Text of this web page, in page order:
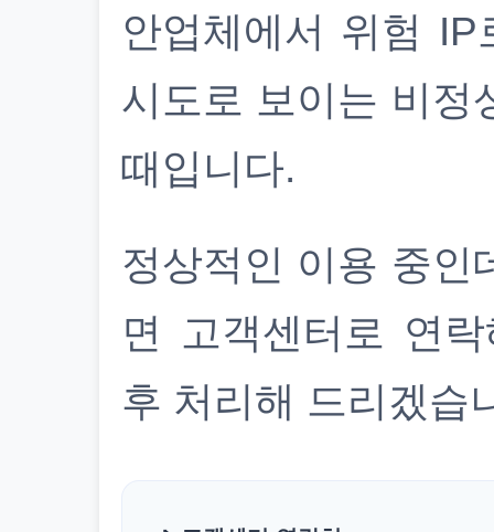
안업체에서 위험
시도로 보이는 비정
때입니다.
정상적인 이용 중인
면 고객센터로 연
후 처리해 드리겠습